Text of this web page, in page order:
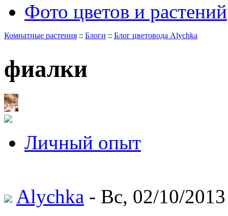
Фото цветов и растений
Комнатные растения :: Блоги :: Блог цветовода Alychka
фиалки
Личный опыт
Alychka - Вс, 02/10/